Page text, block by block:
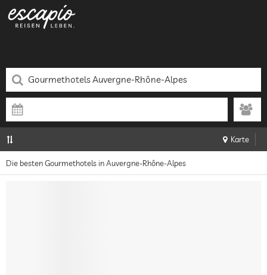
Karte
Die besten Gourmethotels in Auvergne-Rhône-Alpes